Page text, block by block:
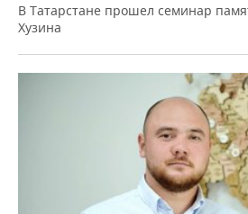
В Татарстане прошел семинар
Хузина